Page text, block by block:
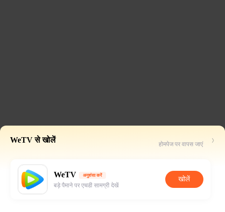
WeTV से खोलें होमपेज पर वापस जाएं
WeTV अनुशंसा करें
बड़े पैमाने पर एचडी सामग्री देखें
खोलें